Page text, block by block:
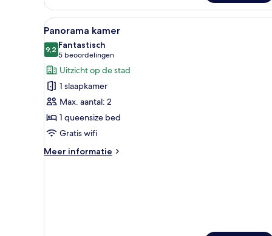
Alle
foto's
voor
Panorama
kamer
laden
Een hotelkamer met een
11
Panorama kamer
9,29,2 van 10
Fantastisch
5 beoordelingen
(5
beoordelingen)
Uitzicht op de stad
1 slaapkamer
Max. aantal: 2
1 queensize bed
Gratis wifi
Meer informatie
Meer